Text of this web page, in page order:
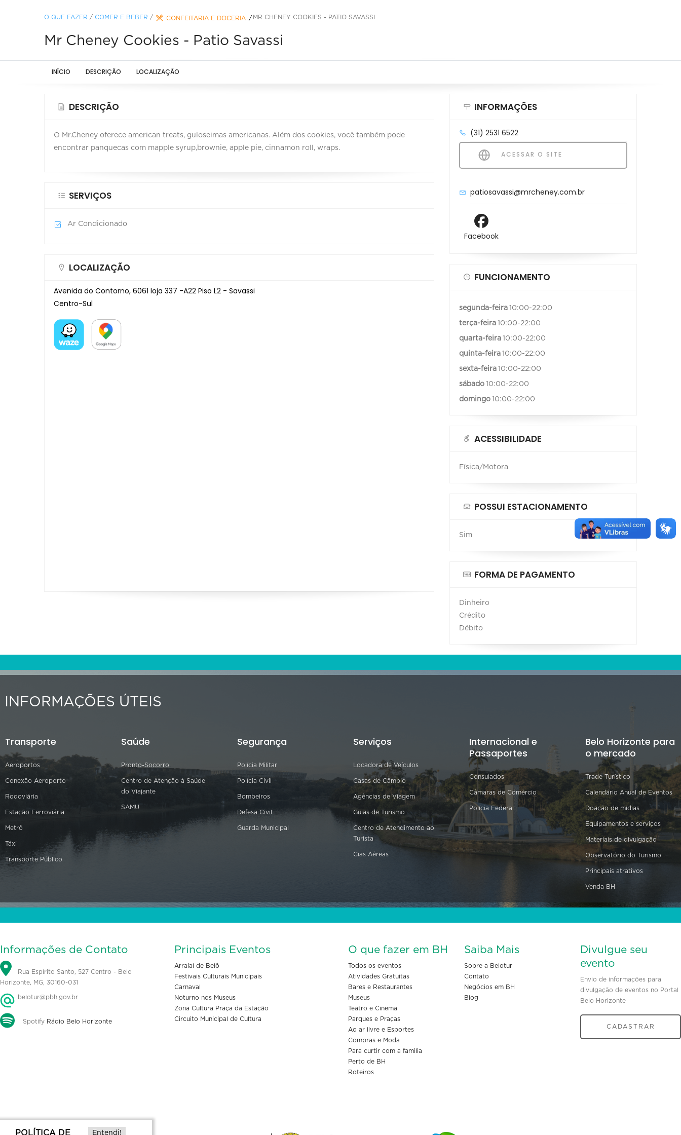
O QUE FAZER / COMER E BEBER / CONFEITARIA E DOCERIA MR CHENEY COOKIES - PATIO SAVASSI
Mr Cheney Cookies - Patio Savassi
INÍCIO DESCRIÇÃO LOCALIZAÇÃO
DESCRIÇÃO
O Mr.Cheney oferece american treats, guloseimas americanas. Além dos cookies, você também pode
encontrar panquecas com mapple syrup,brownie, apple pie, cinnamon roll, wraps.
SERVIÇOS
Ar Condicionado
LOCALIZAÇÃO
Avenida do Contorno, 6061 loja 337 -A22 Piso L2 - Savassi
Centro-Sul
INFORMAÇÕES
(31) 2531 6522
ACESSAR O SITE
patiosavassi@mrcheney.com.br
Facebook
FUNCIONAMENTO
segunda-feira 10:00-22:00
terça-feira 10:00-22:00
quarta-feira 10:00-22:00
quinta-feira 10:00-22:00
sexta-feira 10:00-22:00
sábado 10:00-22:00
domingo 10:00-22:00
ACESSIBILIDADE
Física/Motora
POSSUI ESTACIONAMENTO
Sim
FORMA DE PAGAMENTO
Dinheiro
Crédito
Débito
INFORMAÇÕES ÚTEIS
Transporte
Aeroportos
Conexão Aeroporto
Rodoviária
Estação Ferroviária
Metrô
Táxi
Transporte Público
Saúde
Pronto-Socorro
Centro de Atenção à Saúde
do Viajante
SAMU
Segurança
Polícia Militar
Polícia Civil
Bombeiros
Defesa Civil
Guarda Municipal
Serviços
Locadora de Veículos
Casas de Câmbio
Agências de Viagem
Guias de Turismo
Centro de Atendimento ao
Turista
Cias Aéreas
Internacional e
Passaportes
Consulados
Câmaras de Comércio
Polícia Federal
Belo Horizonte para
o mercado
Trade Turístico
Calendário Anual de Eventos
Doação de mídias
Equipamentos e serviços
Materiais de divulgação
Observatório do Turismo
Principais atrativos
Venda BH
Informações de Contato
Rua Espírito Santo, 527 Centro - Belo
Horizonte, MG, 30160-031
belotur@pbh.gov.br
Spotify Rádio Belo Horizonte
Principais Eventos
Arraial de Belô
Festivais Culturais Municipais
Carnaval
Noturno nos Museus
Zona Cultura Praça da Estação
Circuito Municipal de Cultura
O que fazer em BH
Todos os eventos
Atividades Gratuitas
Bares e Restaurantes
Museus
Teatro e Cinema
Parques e Praças
Ao ar livre e Esportes
Compras e Moda
Para curtir com a familia
Perto de BH
Roteiros
Saiba Mais
Sobre a Belotur
Contato
Negócios em BH
Blog
Divulgue seu
evento
Envio de informações para
divulgação de eventos no Portal
Belo Horizonte
CADASTRAR
POLÍTICA DE Entendi!